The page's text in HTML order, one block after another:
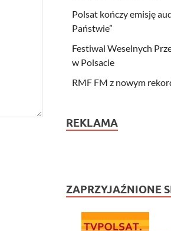
Polsat kończy emisję
Państwie”
Festiwal Weselnych
w Polsacie
RMF FM z nowym
REKLAMA
ZAPRZYJAŹNIONE